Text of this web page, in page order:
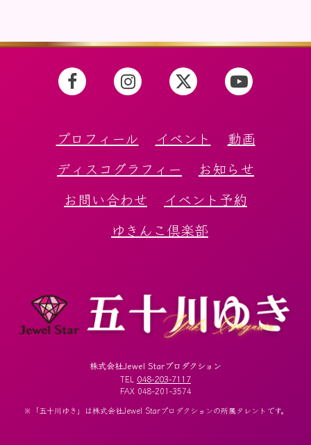
プロフィール イベント
動画
ディスコグラフィー
お知らせ
お問い合わせ
イベント予約
ゆきんこ倶楽部
株式会社Jewel Starプロダクション
TEL 048-203-7117
FAX 048-201-3574
※「五十川ゆき」は株式会社Jewel Starプロダクションの所属タレントです。